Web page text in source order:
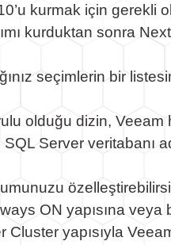
kurmak için gerekli
kurduktan sonra
seçimlerin bir
olduğu dizin,
Server veritabanı
ON yapısına
yapısıyla